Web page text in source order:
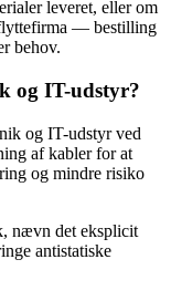
leveret, eller om
— bestilling
behov.
og IT-udstyr?
og IT-udstyr ved
af kabler for at
og mindre risiko
nævn det eksplicit
antistatiske